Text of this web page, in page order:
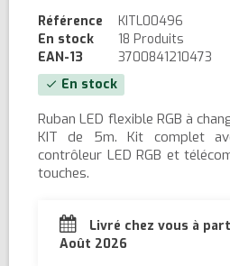
Référence
KITL00496
En stock
18 Produits
EAN-13
3700841210473
check En stock
Ruban LED flexible RGB à
KIT de 5m. Kit complet
contrôleur LED RGB et
touches.
Livré chez vous à
Août 2026